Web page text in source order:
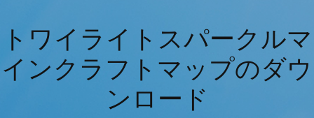
トワイライトスパークルマ
インクラフトマップのダウ
ンロード